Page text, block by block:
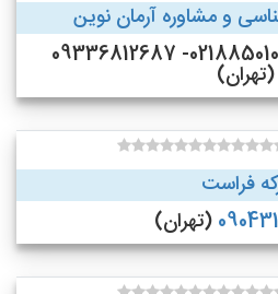
و مشاوره آرمان نوین
02188500457- 02188501079- 09336812687
(تهران)
فراست
(تهران)